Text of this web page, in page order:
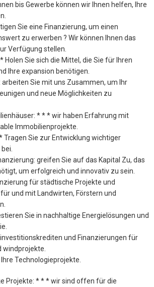
bis Gewerbe können wir Ihnen helfen, Ihre
Sie eine Finanzierung, um einen
zu erwerben ? Wir können Ihnen das
Verfügung stellen.
Sie sich die Mittel, die Sie für Ihren
Ihre expansion benötigen.
Sie mit uns Zusammen, um Ihr
und neue Möglichkeiten zu
* * * wir haben Erfahrung mit
Immobilienprojekte.
Sie zur Entwicklung wichtiger
greifen Sie auf das Kapital Zu, das
um erfolgreich und innovativ zu sein.
für städtische Projekte und
und mit Landwirten, Förstern und
Sie in nachhaltige Energielösungen und
und Finanzierungen für
windprojekte.
Technologieprojekte.
Projekte: * * * wir sind offen für die